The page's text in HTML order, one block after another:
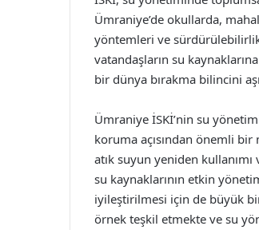
Ümraniye’de okullarda,
yöntemleri ve
vatandaşların su
bir dünya bırakma bilincini
Ümraniye İSKİ’nin su
koruma açısından önemli
atık suyun yeniden
su kaynaklarının etkin
iyileştirilmesi için de büyük
örnek teşkil etmekte ve su